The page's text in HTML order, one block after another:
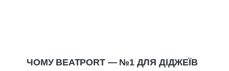
ЧОМУ BEATPORT — №1 ДЛЯ ДІДЖЕЇВ